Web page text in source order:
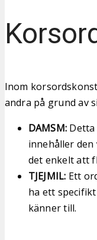
Inom
andra på grund av
DAMSM:Detta
innehåller den
det enkelt att
TJEJMIL: Ett
ha ett
känner till.